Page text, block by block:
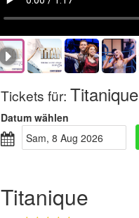
Tickets für:Titanique
Datum wählen
Sam, 8 Aug 2026
Titanique